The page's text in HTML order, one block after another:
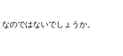
のではないでしょうか。